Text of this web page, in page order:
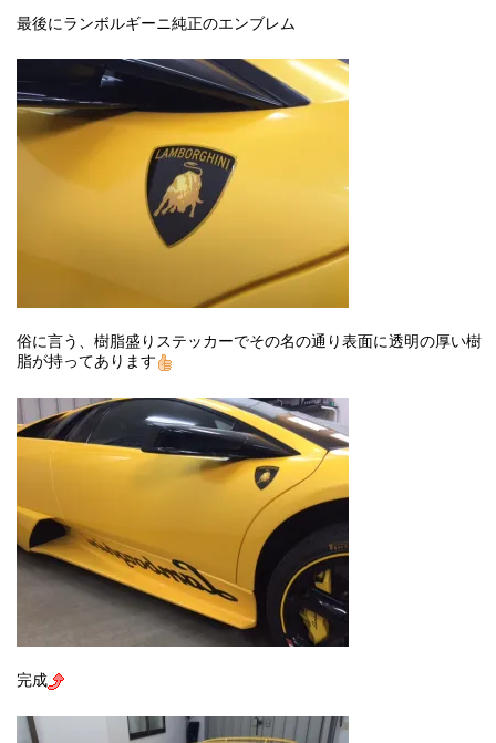
最後にランボルギーニ純正のエンブレム
俗に言う、樹脂盛りステッカーでその名の通り表面に透明の厚い樹
脂が持ってあります
完成